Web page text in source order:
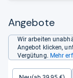
Angebote
Wir arbeiten
Angebot klicken,
Vergütung. Mehr